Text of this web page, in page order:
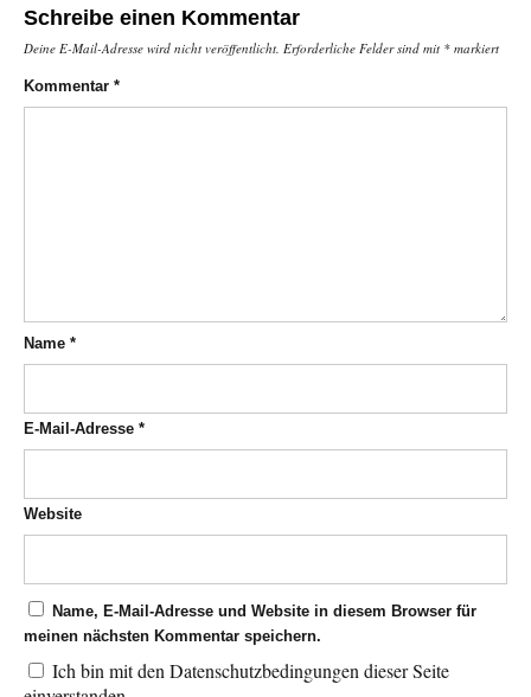
Schreibe einen Kommentar
Deine E-Mail-Adresse wird nicht veröffentlicht. Erforderliche Felder sind mit * markiert
Kommentar *
Name *
E-Mail-Adresse *
Website
Name, E-Mail-Adresse und Website in diesem Browser für
meinen nächsten Kommentar speichern.
Ich bin mit den Datenschutzbedingungen dieser Seite